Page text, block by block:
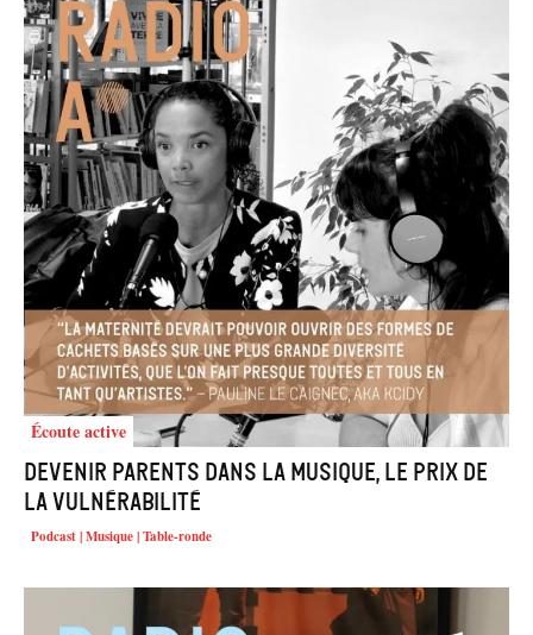
Écoute active
Devenir parents dans la musique, le prix de
la vulnérabilité
Podcast | Musique | Table-ronde